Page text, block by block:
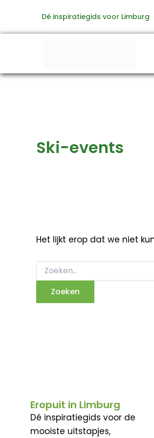
de
Dé inspiratiegids voor Limburg
Ski-events
Het lijkt erop dat we niet
naar:
Eropuit in Limburg
Dé inspiratiegids voor de
mooiste uitstapjes,